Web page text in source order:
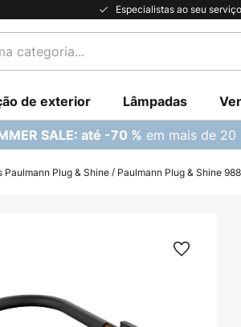
Especialistas ao seu serviço
de exterior Lâmpadas
SALE: até -70 % em mais de
Paulmann Plug & Shine Paulmann Plug & Shine